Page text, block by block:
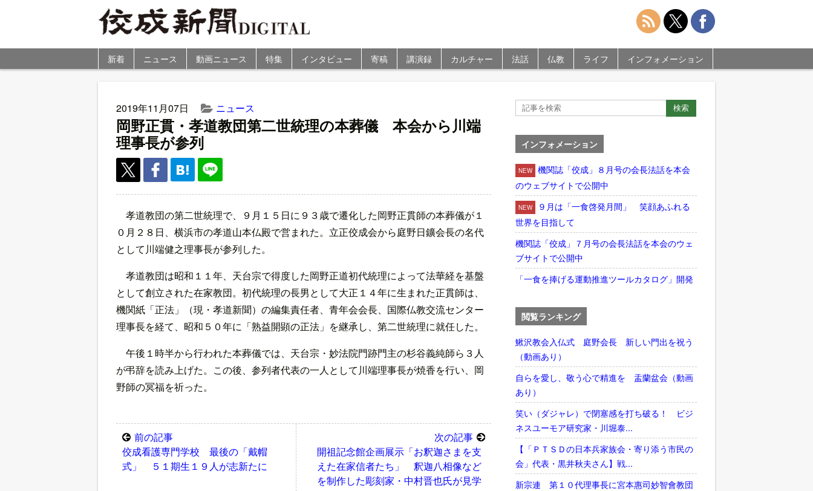
新着 ニュース 動画ニュース 特集 インタビュー 寄稿 講演録 カルチャー 法話 仏教 ライフ インフォメーション
2019年11月07日 ニュース
岡野正貫・孝道教団第二世統理の本葬儀 本会から川端
理事長が参列
孝道教団の第二世統理で、９月１５日に９３歳で遷化した岡野正貫師の本葬儀が１
０月２８日、横浜市の孝道山本仏殿で営まれた。立正佼成会から庭野日鑛会長の名代
として川端健之理事長が参列した。
孝道教団は昭和１１年、天台宗で得度した岡野正道初代統理によって法華経を基盤
として創立された在家教団。初代統理の長男として大正１４年に生まれた正貫師は、
機関紙「正法」（現・孝道新聞）の編集責任者、青年会会長、国際仏教交流センター
理事長を経て、昭和５０年に「熟益開顕の正法」を継承し、第二世統理に就任した。
午後１時半から行われた本葬儀では、天台宗・妙法院門跡門主の杉谷義純師ら３人
が弔辞を読み上げた。この後、参列者代表の一人として川端理事長が焼香を行い、岡
野師の冥福を祈った。
前の記事
佼成看護専門学校 最後の「戴帽
式」 ５１期生１９人が志新たに
次の記事
開祖記念館企画展示「お釈迦さまを支
えた在家信者たち」 釈迦八相像など
を制作した彫刻家・中村晋也氏が見学
インフォメーション
NEW
機関誌「佼成」８月号の会長法話を本会
のウェブサイトで公開中
NEW
９月は「一食啓発月間」 笑顔あふれる
世界を目指して
機関誌「佼成」７月号の会長法話を本会のウェ
ブサイトで公開中
「一食を捧げる運動推進ツールカタログ」開発
閲覧ランキング
鰍沢教会入仏式 庭野会長 新しい門出を祝う
（動画あり）
自らを愛し、敬う心で精進を 盂蘭盆会（動画
あり）
笑い（ダジャレ）で閉塞感を打ち破る！ ビジ
ネスユーモア研究家・川堀泰...
【「ＰＴＳＤの日本兵家族会・寄り添う市民の
会」代表・黒井秋夫さん】戦...
新宗連 第１０代理事長に宮本惠司妙智會教団